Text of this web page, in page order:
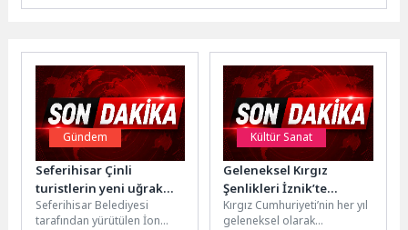
Gündem
Seferihisar Çinli
turistlerin yeni uğrak
noktası oluyor
Seferihisar Belediyesi
tarafından yürütülen İon
Kültür Sanat
Geleneksel Kırgız
Şenlikleri İznik’te
Gerçekleşti
Kırgız Cumhuriyeti’nin her yıl
geleneksel olarak